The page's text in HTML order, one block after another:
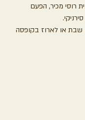
רוסי מכיר, הפעם
שבת או לארוז בקופסה